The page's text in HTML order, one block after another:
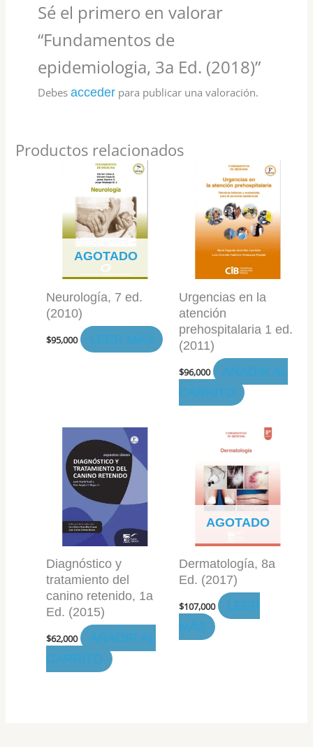
Sé el primero en valorar
“Fundamentos de
epidemiologia, 3a Ed. (2018)”
Debes accederpara publicar una valoración.
Productos relacionados
AGOTADO
Neurología, 7 ed.
(2010)
$95,000 LEER MÁS
Urgencias en la
atención
prehospitalaria 1 ed.
(2011)
$96,000
AÑADIR AL
CARRITO
Diagnóstico y
tratamiento del
canino retenido, 1a
Ed. (2015)
$62,000
AÑADIR AL
CARRITO
AGOTADO
Dermatología, 8a
Ed. (2017)
$107,000
LEER
MÁS